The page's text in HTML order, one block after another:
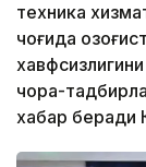
техника
чоғида
чора-
хабар беради